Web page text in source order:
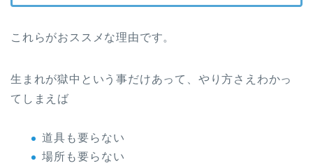
これらがおススメな理由です。
生まれが獄中という事だけあって、やり方さえわかっ
てしまえば
道具も要らない
場所も要らない